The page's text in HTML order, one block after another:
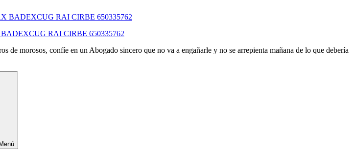
RAI CIRBE 650335762
morosos, confíe en un Abogado sincero que no va a engañarle y no se arrepienta mañana de lo que debería
Menú